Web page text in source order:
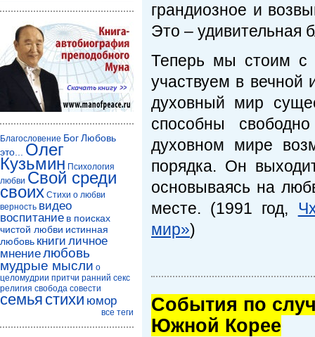
грандиозное и
Это – удивительная
Теперь мы стоим
участвуем в вечной
духовный мир
способны
духовном мире
порядка. Он
основываясь на
месте. (1991 год,
мир»)
Cобытия по
Южной Корее
Благословение БогЛюбовь
это...
Олег
Кузьмин Психология
любви Свой среди
своих Стихи о любви
верность видео
воспитание в поисках
чистой любви истинная
любовь книги личное
мнениелюбовь
мудрые мысли о
целомудрии притчи ранний секс
религия свобода совести
семья стихи юмор
все теги